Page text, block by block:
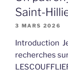
Saint-
3 MARS 2026
Introduction
recherches